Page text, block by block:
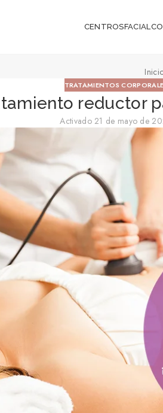
CENTROSFACIAL
TRATAMIENTOS
reductor
Activado 21 de mayo de